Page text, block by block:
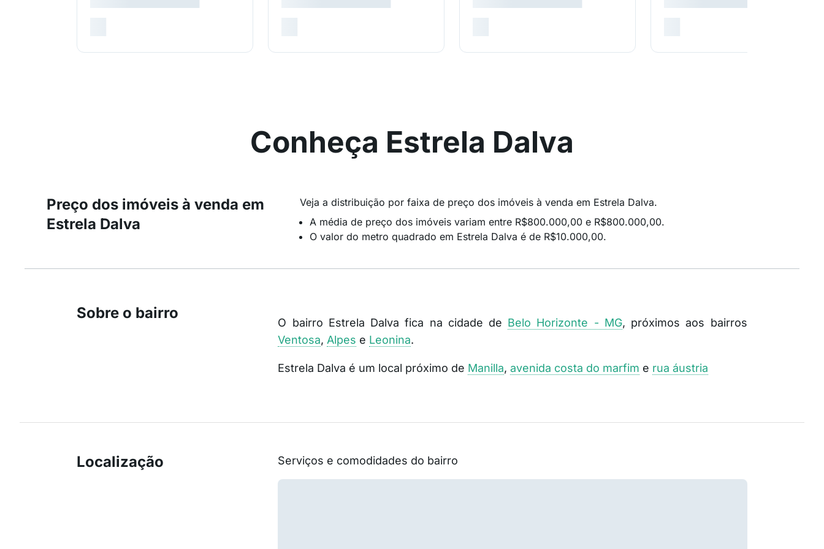
Conheça Estrela Dalva
Preço dos imóveis à venda em
Estrela Dalva
Veja a distribuição por faixa de preço dos imóveis à venda em Estrela Dalva.
A média de preço dos imóveis variam entre R$800.000,00 e R$800.000,00.
O valor do metro quadrado em Estrela Dalva é de R$10.000,00.
Sobre o bairro
O bairro Estrela Dalva fica na cidade de Belo Horizonte - MG, próximos aos bairros
Ventosa, Alpes e Leonina.
Estrela Dalva é um local próximo de Manilla,avenida costa do marfim e rua áustria
Localização Serviços e comodidades do bairro